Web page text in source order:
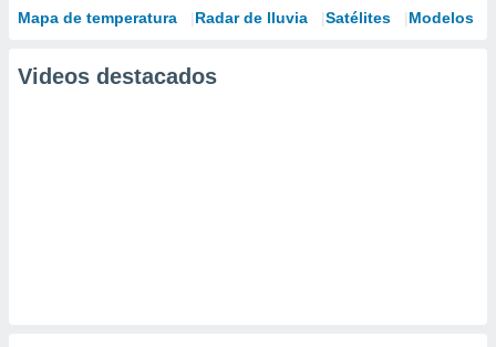
Mapa de temperatura Radar de lluvia Satélites Modelos
Videos destacados